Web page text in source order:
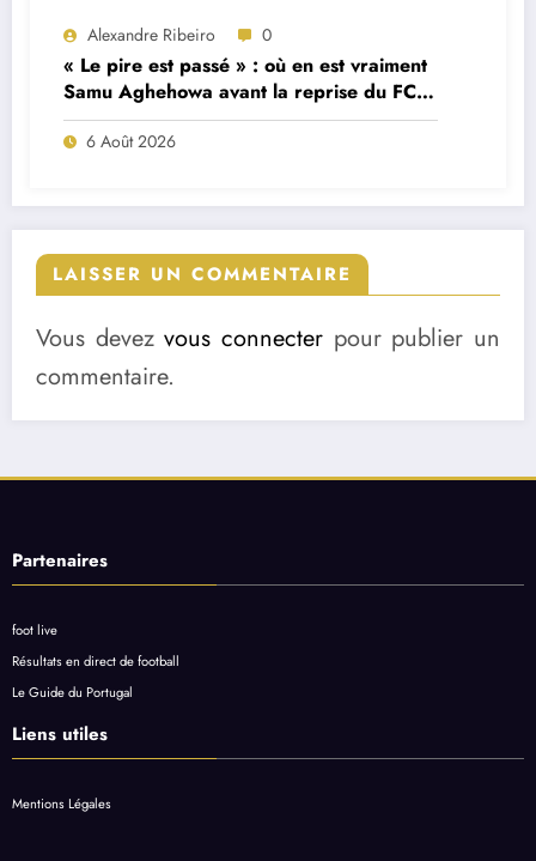
Alexandre Ribeiro 0
« Le pire est passé » : où en est vraiment
Samu Aghehowa avant la reprise du FC
Porto ?
6 Août 2026
LAISSER UN COMMENTAIRE
Vous devezvous connecter pour publier un
commentaire.
Partenaires
foot live
Résultats en direct de football
Le Guide du Portugal
Liens utiles
Mentions Légales